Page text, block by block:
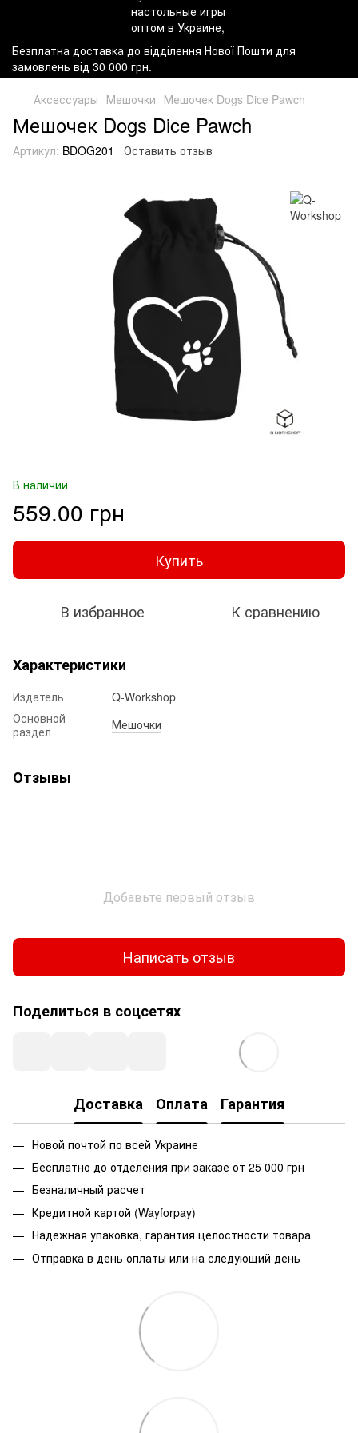
Безплатна доставка до відділення Нової Пошти для
замовлень від 30 000 грн.
Аксессуары Мешочки Мешочек Dogs Dice Pawch
Мешочек Dogs Dice Pawch
Артикул: BDOG201 Оставить отзыв
В наличии
559.00 грн
Купить
В избранное К сравнению
Характеристики
Издатель
Q-Workshop
Основной
раздел
Мешочки
Отзывы
Добавьте первый отзыв
Написать отзыв
Поделиться в соцсетях
Доставка Оплата Гарантия
Новой почтой по всей Украине
Бесплатно до отделения при заказе от 25 000 грн
Безналичный расчет
Кредитной картой (Wayforpay)
Надёжная упаковка, гарантия целостности товара
Отправка в день оплаты или на следующий день